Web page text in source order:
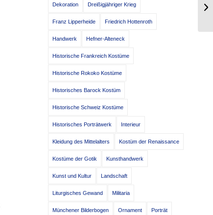
Dekoration Dreißigjähriger Krieg
Franz Lipperheide Friedrich Hottenroth
Handwerk Hefner-Alteneck
Historische Frankreich Kostüme
Historische Rokoko Kostüme
Historisches Barock Kostüm
Historische Schweiz Kostüme
Historisches Porträtwerk Interieur
Kleidung des Mittelalters Kostüm der Renaissance
Kostüme der Gotik Kunsthandwerk
Kunst und Kultur Landschaft
Liturgisches Gewand Militaria
Münchener Bilderbogen Ornament Porträt